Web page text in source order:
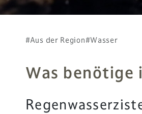
#Aus der Region#Wasser
Was benötige